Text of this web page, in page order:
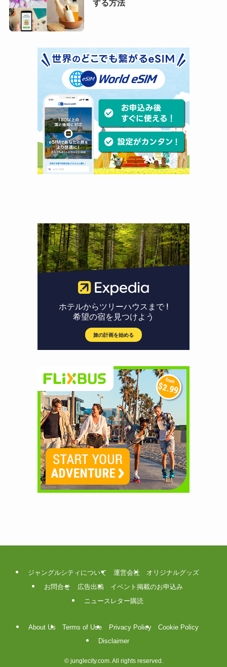
する方法
ジャングルシティについて 運営会社
オリジナルグッズ
お問合せ
広告出稿
イベント掲載のお申込み
ニュースレター購読
About Us Terms of Use Privacy Policy
Cookie Policy
Disclaimer
©junglecity.com. All rights reserved.